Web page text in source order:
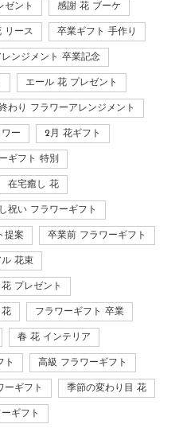
ゼント 感謝 花 ブーケ
リース 卒業ギフト 手作り
ンジメント 卒業記念
エール 花 プレゼント
わり フラワーアレンジメント
ー 2月 花ギフト
ギフト 特別
在宅癒し 花
祝い フラワーギフト
提案 卒業前 フラワーギフト
ル 花束
プレゼント
花 フラワーギフト 卒業
春 花 インテリア
ト 高級 フラワーギフト
ーギフト 季節の変わり目 花
ギフト